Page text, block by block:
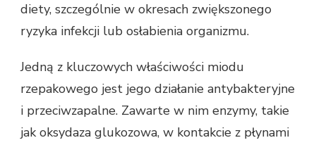
diety, szczególnie w okresach zwiększonego
ryzyka infekcji lub osłabienia organizmu.
Jedną z kluczowych właściwości miodu
rzepakowego jest jego działanie antybakteryjne
i przeciwzapalne. Zawarte w nim enzymy, takie
jak oksydaza glukozowa, w kontakcie z płynami